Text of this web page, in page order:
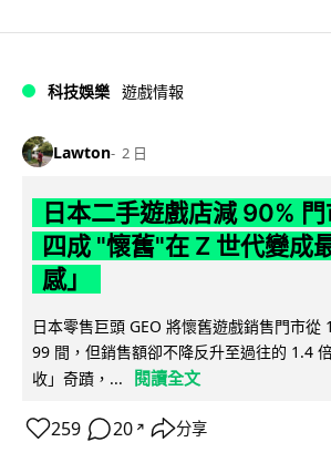
科技娛樂 遊戲情報
Lawton 2 日
日本二手遊戲店減 90%
四成 "懷舊"在 Z 世代變成
感」
日本零售巨頭 GEO 將懷舊遊戲銷售門市從
99 間，但銷售額卻不降反升至過往的 1.4
收」奇蹟，...
閱讀全文
259 20 ↗ 分享